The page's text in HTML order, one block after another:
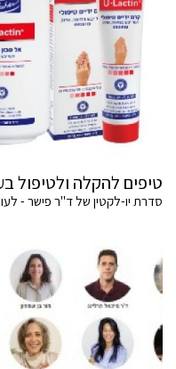
טיפים להקלה ולטיפול
סדרת יו-לקטין של ד"ר פישר -